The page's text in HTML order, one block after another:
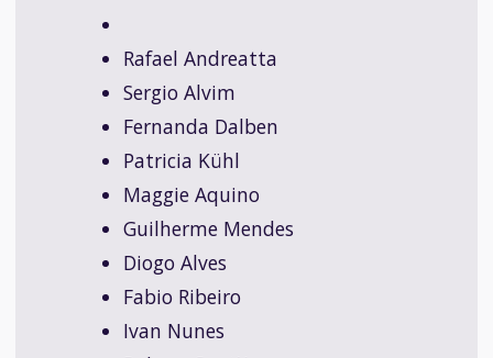
Rafael Andreatta
Sergio Alvim
Fernanda Dalben
Patricia Kühl
Maggie Aquino
Guilherme Mendes
Diogo Alves
Fabio Ribeiro
Ivan Nunes